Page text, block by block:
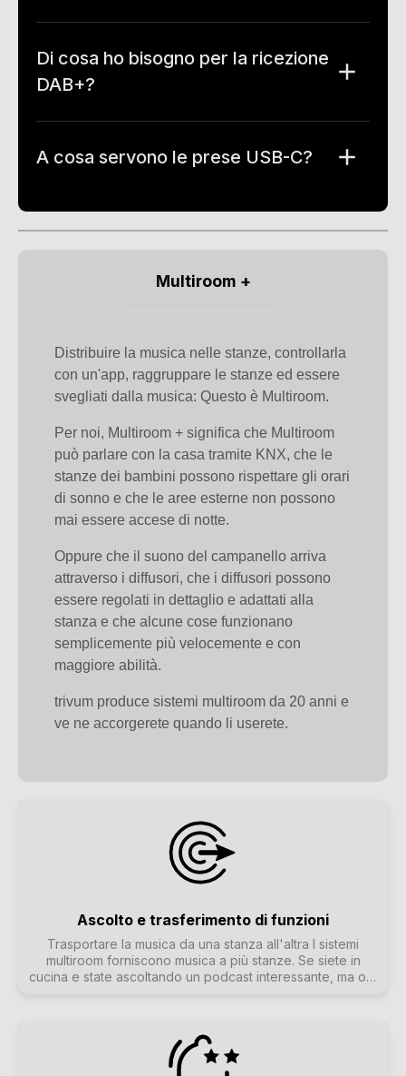
Di cosa ho bisogno per la ricezione
DAB+?
A cosa servono le prese USB-C?
Multiroom +
Distribuire la musica nelle stanze, controllarla
con un'app, raggruppare le stanze ed essere
svegliati dalla musica: Questo è Multiroom.
Per noi, Multiroom + significa che Multiroom
può parlare con la casa tramite KNX, che le
stanze dei bambini possono rispettare gli orari
di sonno e che le aree esterne non possono
mai essere accese di notte.
Oppure che il suono del campanello arriva
attraverso i diffusori, che i diffusori possono
essere regolati in dettaglio e adattati alla
stanza e che alcune cose funzionano
semplicemente più velocemente e con
maggiore abilità.
trivum produce sistemi multiroom da 20 anni e
ve ne accorgerete quando li userete.
Ascolto e trasferimento di funzioni
Trasportare la musica da una stanza all'altra I sistemi
multiroom forniscono musica a più stanze. Se siete in
cucina e state ascoltando un podcast interessante, ma ora